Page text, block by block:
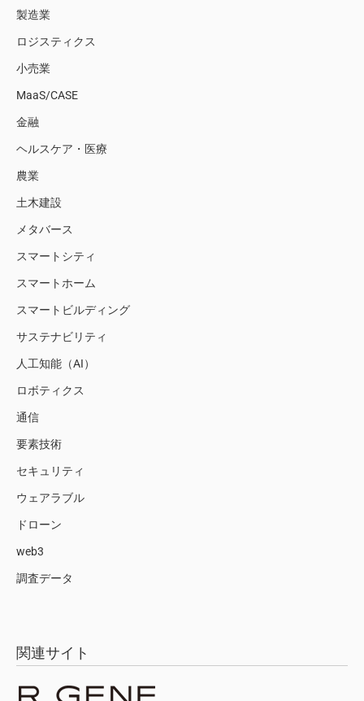
製造業
ロジスティクス
小売業
MaaS/CASE
金融
ヘルスケア・医療
農業
土木建設
メタバース
スマートシティ
スマートホーム
スマートビルディング
サステナビリティ
人工知能（AI）
ロボティクス
通信
要素技術
セキュリティ
ウェアラブル
ドローン
web3
調査データ
関連サイト